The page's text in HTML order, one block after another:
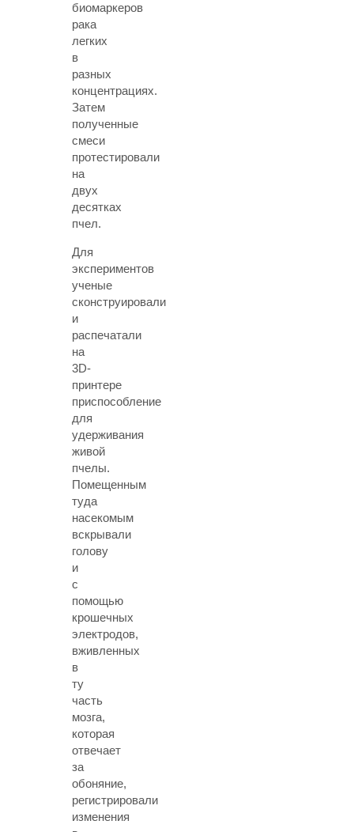
биомаркеров
рака
легких
в
разных
концентрациях.
Затем
полученные
смеси
протестировали
на
двух
десятках
пчел.
Для
экспериментов
ученые
сконструировали
и
распечатали
на
3D-
принтере
приспособление
для
удерживания
живой
пчелы.
Помещенным
туда
насекомым
вскрывали
голову
и
с
помощью
крошечных
электродов,
вживленных
в
ту
часть
мозга,
которая
отвечает
за
обоняние,
регистрировали
изменения